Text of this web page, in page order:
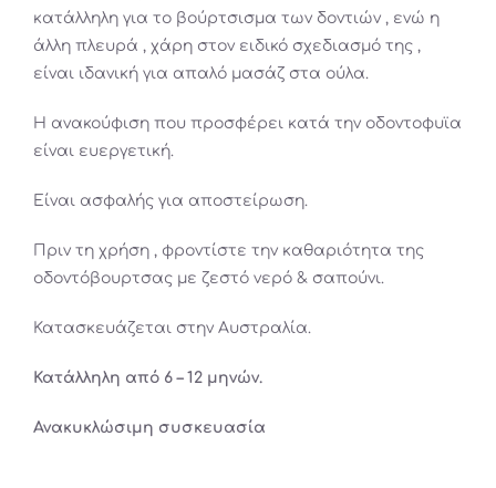
κατάλληλη για το βούρτσισμα των δοντιών , ενώ η
άλλη πλευρά , χάρη στον ειδικό σχεδιασμό της ,
είναι ιδανική για απαλό μασάζ στα ούλα.
Η ανακούφιση που προσφέρει κατά την οδοντοφυϊα
είναι ευεργετική.
Είναι ασφαλής για αποστείρωση.
Πριν τη χρήση , φροντίστε την καθαριότητα της
οδοντόβουρτσας με ζεστό νερό & σαπούνι.
Κατασκευάζεται στην Αυστραλία.
Κατάλληλη από 6 – 12 μηνών.
Ανακυκλώσιμη συσκευασία